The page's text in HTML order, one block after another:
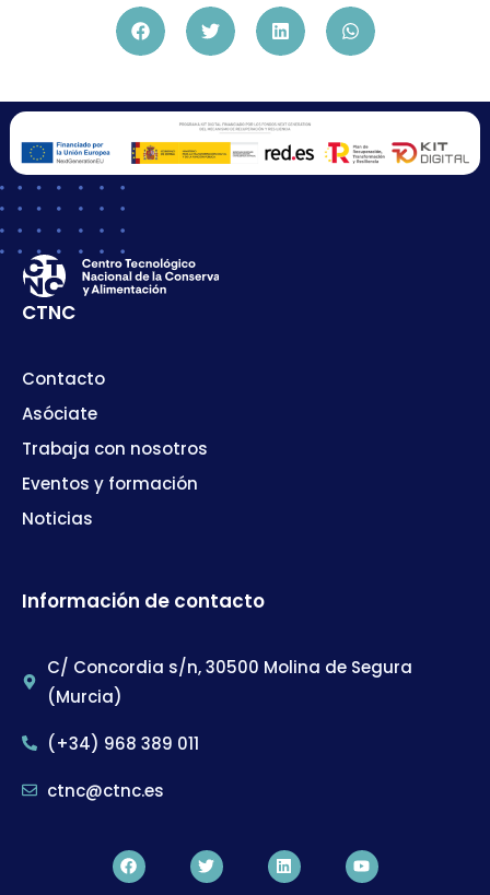
CTNC
Contacto
Asóciate
Trabaja con nosotros
Eventos y formación
Noticias
Información de contacto
C/ Concordia s/n, 30500 Molina de Segura
(Murcia)
(+34) 968 389 011
ctnc@ctnc.es